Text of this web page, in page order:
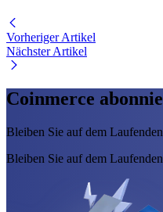
Vorheriger Artikel
Nächster Artikel
Coinmerce
Bleiben Sie auf dem
Bleiben Sie auf dem